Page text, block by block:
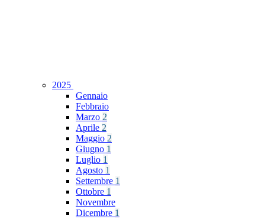
2025
Gennaio
Febbraio
Marzo 2
Aprile 2
Maggio 2
Giugno 1
Luglio 1
Agosto 1
Settembre 1
Ottobre 1
Novembre
Dicembre 1